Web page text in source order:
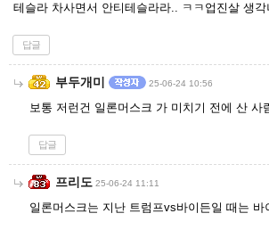
테슬라 차사면서 안티테슬라라.. ㅋㅋ업진살 생각
답글
부두개미 25-06-24 10:56
보통 저런건 일론머스크 가 미치기 전에 산 사
답글
프리도 25-06-24 11:11
일론머스크는 지난 트럼프vs바이든일 때는 바